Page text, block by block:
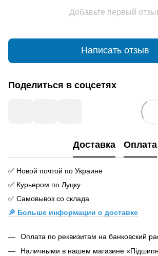
Добавьте первый
Написать отзыв
Поделиться в соцсетях
Доставка Оплата
✅ Новой почтой по Украине
✅ Курьером по Луцку
✅ Самовывоз со склада
🔎 Больше информации о доставке
Оплата по реквизитам на банковский
Наличными в нашем магазине